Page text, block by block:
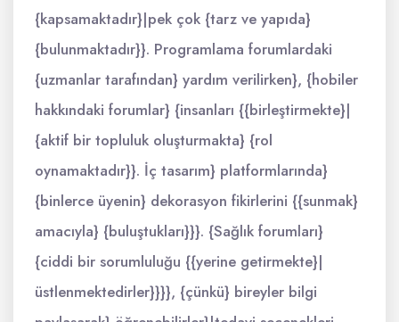
{kapsamaktadır}|pek çok {tarz ve yapıda}
{bulunmaktadır}}. Programlama forumlardaki
{uzmanlar tarafından} yardım verilirken}, {hobiler
hakkındaki forumlar} {insanları {{birleştirmekte}|
{aktif bir topluluk oluşturmakta} {rol
oynamaktadır}}. İç tasarım} platformlarında}
{binlerce üyenin} dekorasyon fikirlerini {{sunmak}
amacıyla} {buluştukları}}}. {Sağlık forumları}
{ciddi bir sorumluluğu {{yerine getirmekte}|
üstlenmektedirler}}}}, {çünkü} bireyler bilgi